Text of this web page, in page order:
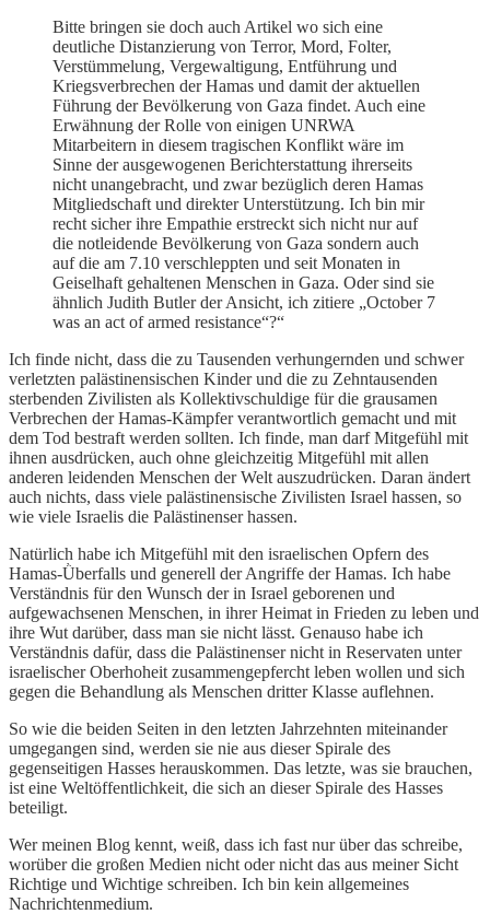
Bitte bringen sie doch auch Artikel wo sich eine
deutliche Distanzierung von Terror, Mord, Folter,
Verstümmelung, Vergewaltigung, Entführung und
Kriegsverbrechen der Hamas und damit der aktuellen
Führung der Bevölkerung von Gaza findet. Auch eine
Erwähnung der Rolle von einigen UNRWA
Mitarbeitern in diesem tragischen Konflikt wäre im
Sinne der ausgewogenen Berichterstattung ihrerseits
nicht unangebracht, und zwar bezüglich deren Hamas
Mitgliedschaft und direkter Unterstützung. Ich bin mir
recht sicher ihre Empathie erstreckt sich nicht nur auf
die notleidende Bevölkerung von Gaza sondern auch
auf die am 7.10 verschleppten und seit Monaten in
Geiselhaft gehaltenen Menschen in Gaza. Oder sind sie
ähnlich Judith Butler der Ansicht, ich zitiere „October 7
was an act of armed resistance“?“
Ich finde nicht, dass die zu Tausenden verhungernden und schwer
verletzten palästinensischen Kinder und die zu Zehntausenden
sterbenden Zivilisten als Kollektivschuldige für die grausamen
Verbrechen der Hamas-Kämpfer verantwortlich gemacht und mit
dem Tod bestraft werden sollten. Ich finde, man darf Mitgefühl mit
ihnen ausdrücken, auch ohne gleichzeitig Mitgefühl mit allen
anderen leidenden Menschen der Welt auszudrücken. Daran ändert
auch nichts, dass viele palästinensische Zivilisten Israel hassen, so
wie viele Israelis die Palästinenser hassen.
Natürlich habe ich Mitgefühl mit den israelischen Opfern des
Hamas-Ǜberfalls und generell der Angriffe der Hamas. Ich habe
Verständnis für den Wunsch der in Israel geborenen und
aufgewachsenen Menschen, in ihrer Heimat in Frieden zu leben und
ihre Wut darüber, dass man sie nicht lässt. Genauso habe ich
Verständnis dafür, dass die Palästinenser nicht in Reservaten unter
israelischer Oberhoheit zusammengepfercht leben wollen und sich
gegen die Behandlung als Menschen dritter Klasse auflehnen.
So wie die beiden Seiten in den letzten Jahrzehnten miteinander
umgegangen sind, werden sie nie aus dieser Spirale des
gegenseitigen Hasses herauskommen. Das letzte, was sie brauchen,
ist eine Weltöffentlichkeit, die sich an dieser Spirale des Hasses
beteiligt.
Wer meinen Blog kennt, weiß, dass ich fast nur über das schreibe,
worüber die großen Medien nicht oder nicht das aus meiner Sicht
Richtige und Wichtige schreiben. Ich bin kein allgemeines
Nachrichtenmedium.